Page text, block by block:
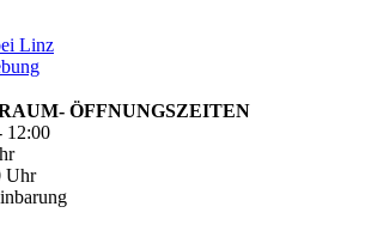
Linz
ÖFFNUNGSZEITEN
12:00
Uhr